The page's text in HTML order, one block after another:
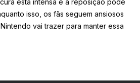
está intensa e a reposição pode
isso, os fãs seguem ansiosos
vai trazer para manter essa